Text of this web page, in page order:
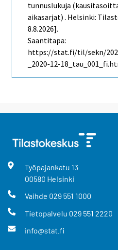
tunnuslukuja
aikasarjat) . Helsinki:
8.8.2026].
Saantitapa:
https://stat.fi/til/sekn/
_2020-12-
Työpajankatu 13
00580 Helsinki
Vaihde 029 551 1000
Tietopalvelu 029 551 2220
info@stat.fi